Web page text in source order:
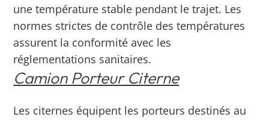
une température stable pendant le trajet. Les
normes strictes de contrôle des températures
assurent la conformité avec les
réglementations sanitaires.
Camion Porteur Citerne
Les citernes équipent les porteurs destinés au